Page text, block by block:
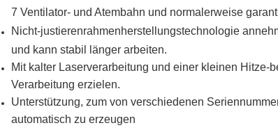
7 Ventilator- und Atembahn und normalerweise
Nicht-justierenrahmenherstellungstechnologie
und kann stabil länger arbeiten.
Mit kalter Laserverarbeitung und einer kleinen Hitze-
Verarbeitung erzielen.
Unterstützung, zum von verschiedenen
automatisch zu erzeugen